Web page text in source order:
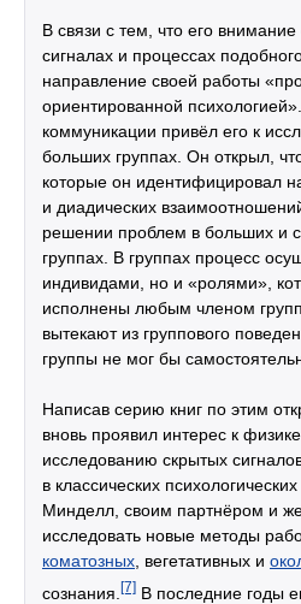
В связи с тем, что его
сигналах и процессах
направление своей работы
ориентированной
коммуникации привёл его к
больших группах. Он открыл,
которые он идентифицировал
и диадических
решении проблем в больших и
группах. В группах процесс
индивидами, но и «ролями»,
исполнены любым членом
вытекают из группового
группы не мог бы
Написав серию книг по этим
вновь проявил интерес к
исследованию скрытых
в классических
Минделл, своим партнёром и
исследовать новые методы
коматозных , вегетативных и
сознания. [7] В последние годы